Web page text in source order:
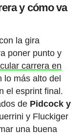
y cómo va
la gira
poner punto y
carrera en
lo más alto del
el esprint final.
de Pidcock y
y Fluckiger
una buena